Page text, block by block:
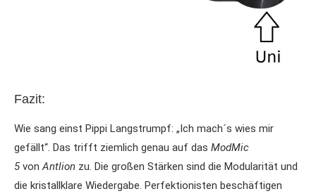
Fazit:
Wie sang einst Pippi Langstrumpf: „Ich mach´s wies mir
gefällt“. Das trifft ziemlich genau auf das ModMic
5vonAntlion zu. Die großen Stärken sind die Modularität und
die kristallklare Wiedergabe. Perfektionisten beschäftigen